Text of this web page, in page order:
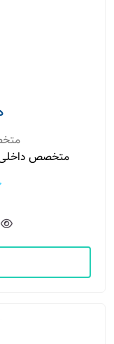
متخصص داخلی